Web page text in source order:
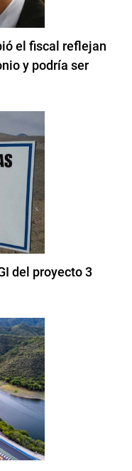
el fiscal reflejan
y podría ser
del proyecto 3